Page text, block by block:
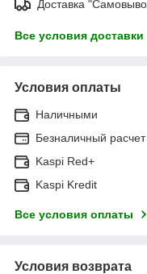
Доставка
Все условия доставки
Условия оплаты
Наличными
Безналичный расчет
Kaspi Red+
Kaspi Kredit
Все условия оплаты
Условия возврата